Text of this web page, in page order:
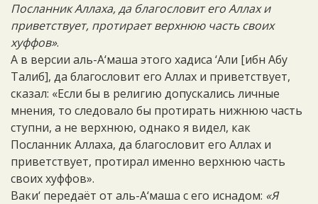
Посланник Аллаха, да благословит его Аллах и
приветствует, протирает верхнюю часть своих
хуффов».
А в версии аль-А‘маша этого хадиса ‘Али [ибн Абу
Талиб], да благословит его Аллах и приветствует,
сказал: «Если бы в религию допускались личные
мнения, то следовало бы протирать нижнюю часть
ступни, а не верхнюю, однако я видел, как
Посланник Аллаха, да благословит его Аллах и
приветствует, протирал именно верхнюю часть
своих хуффов».
Ваки‘ передаёт от аль-А‘маша с его иснадом: «Я